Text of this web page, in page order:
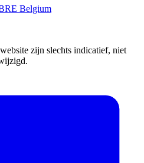
Belgium
zijn slechts indicatief, niet